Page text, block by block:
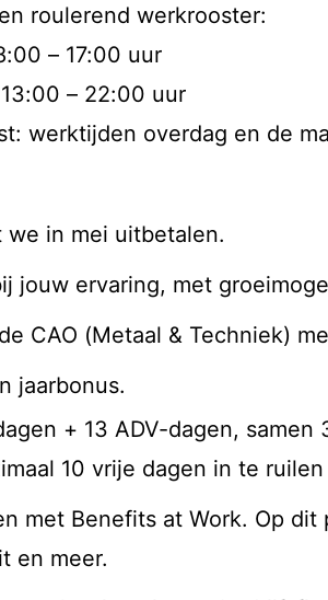
roulerend werkrooster:
– 17:00 uur
– 22:00 uur
werktijden overdag en de
we in mei uitbetalen.
jouw ervaring, met
CAO (Metaal & Techniek)
jaarbonus.
+ 13 ADV-dagen,
10 vrije dagen in te
met Benefits at Work. Op
en meer.